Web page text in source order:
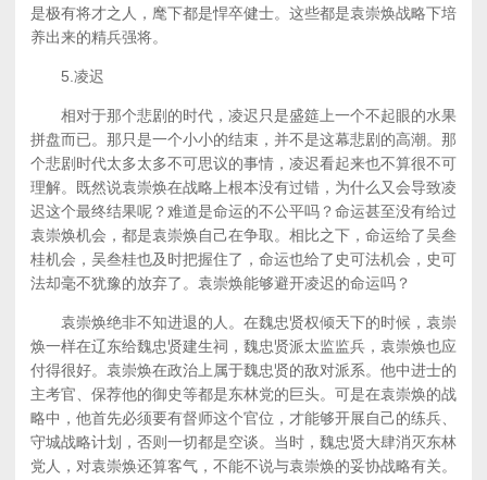
是极有将才之人，麾下都是悍卒健士。这些都是袁崇焕战略下培
养出来的精兵强将。
5.凌迟
相对于那个悲剧的时代，凌迟只是盛筵上一个不起眼的水果
拼盘而已。那只是一个小小的结束，并不是这幕悲剧的高潮。那
个悲剧时代太多太多不可思议的事情，凌迟看起来也不算很不可
理解。既然说袁崇焕在战略上根本没有过错，为什么又会导致凌
迟这个最终结果呢？难道是命运的不公平吗？命运甚至没有给过
袁崇焕机会，都是袁崇焕自己在争取。相比之下，命运给了吴叁
桂机会，吴叁桂也及时把握住了，命运也给了史可法机会，史可
法却毫不犹豫的放弃了。袁崇焕能够避开凌迟的命运吗？
袁崇焕绝非不知进退的人。在魏忠贤权倾天下的时候，袁崇
焕一样在辽东给魏忠贤建生祠，魏忠贤派太监监兵，袁崇焕也应
付得很好。袁崇焕在政治上属于魏忠贤的敌对派系。他中进士的
主考官、保荐他的御史等都是东林党的巨头。可是在袁崇焕的战
略中，他首先必须要有督师这个官位，才能够开展自己的练兵、
守城战略计划，否则一切都是空谈。当时，魏忠贤大肆消灭东林
党人，对袁崇焕还算客气，不能不说与袁崇焕的妥协战略有关。